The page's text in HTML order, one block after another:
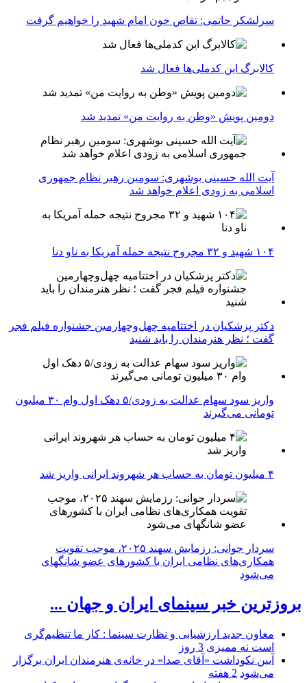
سرلشکر حاتمی: تقاص خون امام شهید را خواهیم گرفت
کالابرگ این کدملی‌ها فعال شد
دومین پویش «وطن به روایت من» تمدید شد
آیت الله حسینی بوشهری: سومین رهبر نظام جمهوری
اسلامی به زودی اعلام خواهد شد
۱۰۴ شهید و ۳۲ مجروح نتیجه حمله آمریکا به ناو دنا
دکتر پزشکیان در اختتامیه چهل‌وچهارمین جشنواره فیلم فجر
گفت ؛ نظر هنرمندان را باید شنید
واریز سود سهام عدالت به زودی/۵ دهک اول وام ۳۰ میلیون
تومانی می‌گیرند
۴ میلیون تومان به حساب هر شهروند ایرانی واریز شد
سردار جوانی: رزمایش سهند ۲۰۲۵، موجب تقویت
همکاری‌های نظامی ایران با کشور‌های عضو شانگهای
می‌شود
بروزترین خبر سینمای ایران و جهان ...
معاون جدید ارزشیابی و نظارت سینما : کار ما تنظیم‌گری
است نه ممیزی 3 روز
آیین نکوداشت «آقای صدا» در خانه‌ی هنرمندان ایران برگزار
می‌شود 2 هفته